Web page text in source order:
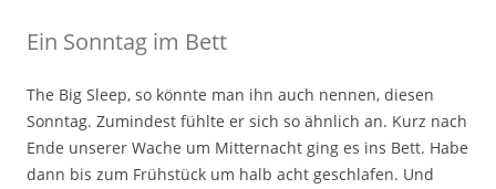
Ein Sonntag im Bett
The Big Sleep, so könnte man ihn auch nennen, diesen
Sonntag. Zumindest fühlte er sich so ähnlich an. Kurz nach
Ende unserer Wache um Mitternacht ging es ins Bett. Habe
dann bis zum Frühstück um halb acht geschlafen. Und